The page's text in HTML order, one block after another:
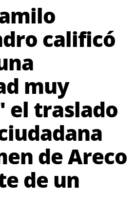
calificó
muy
el traslado
de Areco
de un